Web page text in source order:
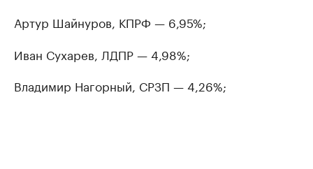
Артур Шайнуров, КПРФ — 6,95%;
Иван Сухарев, ЛДПР — 4,98%;
Владимир Нагорный, СРЗП — 4,26%;